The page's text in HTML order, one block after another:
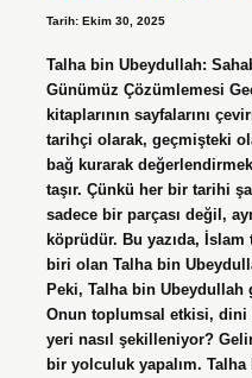
Tarih: Ekim 30, 2025
Talha bin Ubeydullah:
Günümüz Çözümlemesi
kitaplarının sayfalarını
tarihçi olarak, geçmişteki
bağ kurarak
taşır. Çünkü her bir tarihi
sadece bir parçası değil,
köprüdür. Bu yazıda,
biri olan Talha bin
Peki, Talha bin
Onun toplumsal etkisi, dini
yeri nasıl şekilleniyor?
bir yolculuk yapalım. Talha